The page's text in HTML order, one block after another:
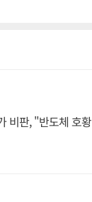
비판, "반도체 호황